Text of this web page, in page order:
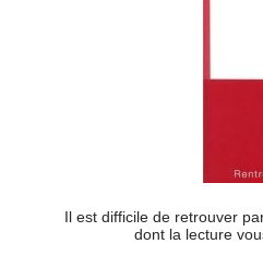
Il est difficile de retrouver
dont la lecture